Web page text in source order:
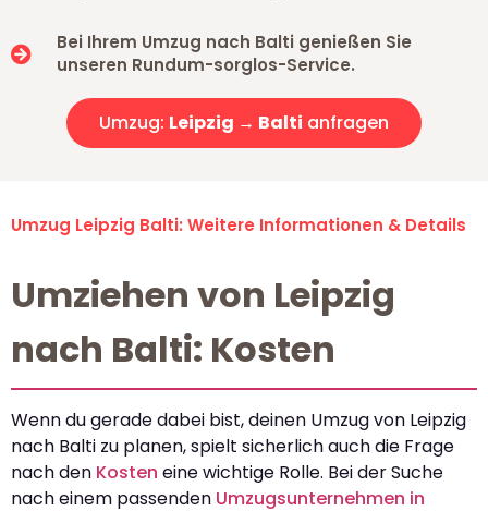
Bei Ihrem Umzug nach Balti genießen Sie
unseren Rundum-sorglos-Service.
Umzug: Leipzig → Balti anfragen
Umzug Leipzig Balti: Weitere Informationen & Details
Umziehen von Leipzig
nach Balti: Kosten
Wenn du gerade dabei bist, deinen Umzug von Leipzig
nach Balti zu planen, spielt sicherlich auch die Frage
nach den Kosten eine wichtige Rolle. Bei der Suche
nach einem passenden Umzugsunternehmen in